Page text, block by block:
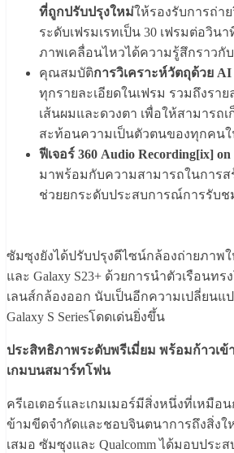
ที่ถูกปรับปรุงใหม่ให้รองรับการถ่า
ระดับเฟรมเรทเป็น 30 เฟรมต่อวิน
ภาพเคลื่อนไหวได้ความรู้สึกราวกั
คุณสมบัติการวิเคราะห์วัตถุด้วย AI
ทุกรายละเอียดในเฟรม รวมถึงราย
เส้นผมและดวงตา เพื่อให้สามารถ
สะท้อนความเป็นตัวตนของทุกคน
ฟีเจอร์ 360 Audio Recording[ix] on
มาพร้อมกับความสามารถในการส
ช่วยยกระดับประสบการณ์การรับ
ซัมซุงยังได้ปรับปรุงดีไซน์กล้องถ่ายภาพใ
และ Galaxy S23+ ด้วยการนำตัวเรือนท
เลนส์กล้องออก นับเป็นอีกความเปลี่ยน
Galaxy S Seriesโดดเด่นยิ่งขึ้น
ประสิทธิภาพระดับพรีเมี่ยม พร้อมก้าวเข้
เกมบนสมาร์ทโฟน
ครีเอเตอร์และเกมเมอร์มีสิ่งหนึ่งที่เหมือ
ข้ามขีดจำกัดและชอบจินตนาการถึงสิ่งใ
เสมอ ซัมซุงและ Qualcomm ได้มอบประ